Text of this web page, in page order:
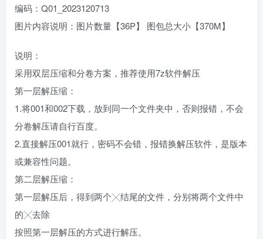
编码：Q01_2023120713
图片内容说明：图片数量【36P】 图包总大小【370M】
说明：
采用双层压缩和分卷方案，推荐使用7z软件解压
第一层解压缩：
1.将001和002下载，放到同一个文件夹中，否则报错，不会
分卷解压请自行百度。
2.直接解压001就行，密码不会错，报错换解压软件，是版本
或兼容性问题。
第二层解压缩：
第一层解压后，得到两个╳结尾的文件，分别将两个文件中
的╳去除
按照第一层解压的方式进行解压。